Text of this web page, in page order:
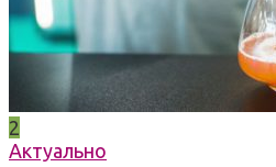
2
Актуально